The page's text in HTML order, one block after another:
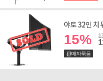
야토 32인 치
15%
판매자묶음